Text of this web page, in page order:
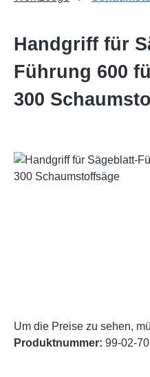
Handgriff für
Führung 600
300
Bildergalerie überspringen
Um die Preise zu sehen,
Produktnummer: 99-02-70